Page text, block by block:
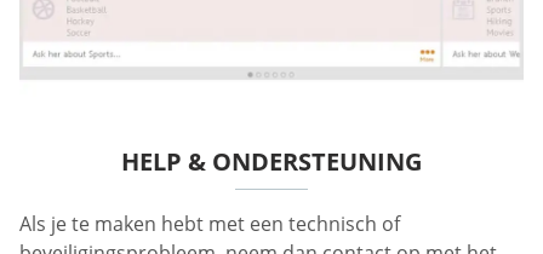
HELP & ONDERSTEUNING
Als je te maken hebt met een technisch of